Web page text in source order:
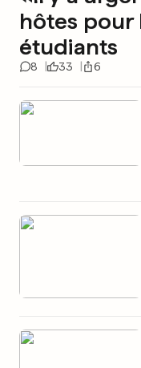
hôtes pour
étudiants
8 33 6